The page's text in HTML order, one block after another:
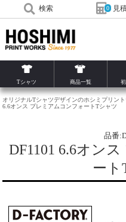
検索 0 見
Tシャツ 商品一覧
オリジナルTシャツデザインのホシミプリント
6.6オンス プレミアムコンフォートTシャツ
品番
DF1101 6.6オン
ート